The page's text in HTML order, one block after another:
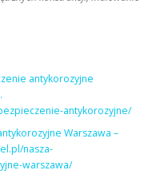
antykorozyjne
antykorozyjne/
Warszawa –
nasza-
warszawa/